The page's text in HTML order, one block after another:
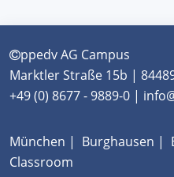
ppedv AG Campus
Marktler Straße 15b |
+49 (0) 8677 - 9889-0 |
München | Burghausen |
Classroom